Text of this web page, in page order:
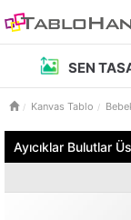
SEN
Kanvas Tablo
Ayıcıklar Bulutlar